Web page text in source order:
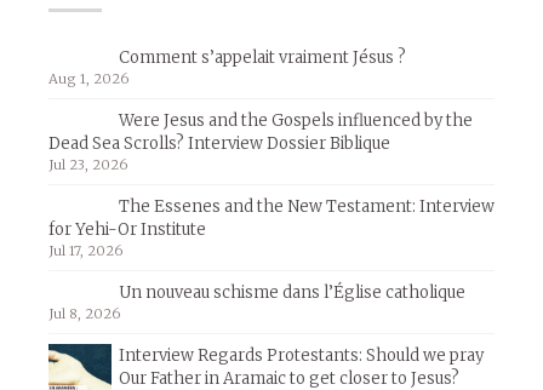
Comment s’appelait vraiment Jésus ?
Aug 1, 2026
Were Jesus and the Gospels influenced by the
Dead Sea Scrolls? Interview Dossier Biblique
Jul 23, 2026
The Essenes and the New Testament: Interview
for Yehi-Or Institute
Jul 17, 2026
Un nouveau schisme dans l’Église catholique
Jul 8, 2026
Interview Regards Protestants: Should we pray
Our Father in Aramaic to get closer to Jesus?